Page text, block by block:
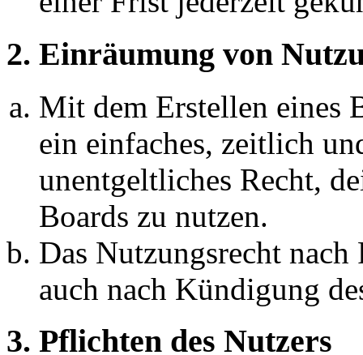
2. Einräumung von
Mit dem Erstellen eines
ein einfaches, zeitlich
unentgeltliches Recht,
Boards zu nutzen.
Das Nutzungsrecht
auch nach Kündigung
3. Pflichten des Nutzers